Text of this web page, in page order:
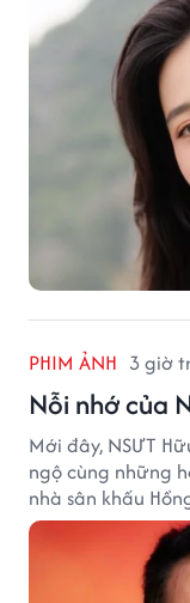
PHIM ẢNH 3 giờ
Nỗi nhớ của
Mới đây, NSƯT
ngộ cùng những
nhà sân khấu